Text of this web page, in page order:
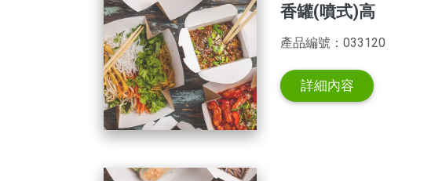
香罐(噴式)高
產品編號：033120
詳細內容